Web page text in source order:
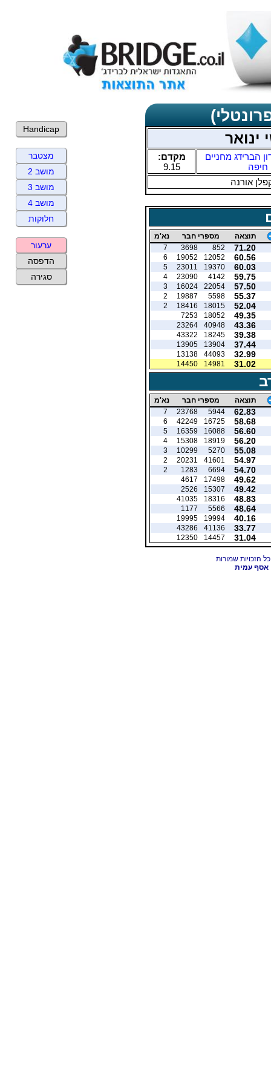
ינואר
הברידג מחניים
חיפה
מקדם:
9.15
אורנה
תוצאה מספרי חבר נא'מ
71.20
852
3698
7
60.56
12052
19052
6
60.03
19370
23011
5
59.75
4142
23090
4
57.50
22054
16024
3
55.37
5598
19887
2
52.04
18015
18416
2
49.35
18052
7253
43.36
40948
23264
39.38
18245
43322
37.44
13904
13905
32.99
44093
13138
31.02
14981
14450
תוצאה מספרי חבר נא'מ
62.83
5944
23768
7
58.68
16725
42249
6
56.60
16088
16359
5
56.20
18919
15308
4
55.08
5270
10299
3
54.97
41601
20231
2
54.70
6694
1283
2
49.62
17498
4617
49.42
15307
2526
48.83
18316
41035
48.64
5566
1177
40.16
19994
19995
33.77
41136
43286
31.04
14457
12350
אסף עמית
Handicap
מצטבר
מושב 2
מושב 3
מושב 4
חלוקות
ערעור
הדפסה
סגירה